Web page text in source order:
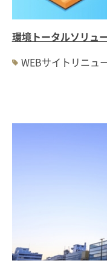
環境トータルソリ
WEBサイトリニュ